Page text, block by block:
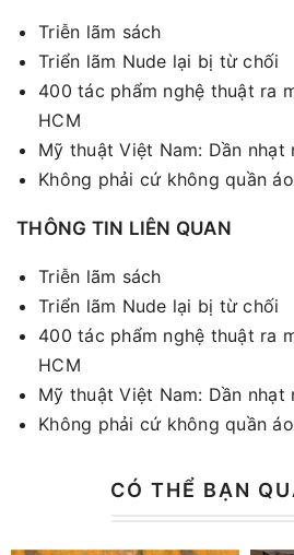
Triễn lãm sách
Triển lãm Nude lại bị từ chối
400 tác phẩm nghệ thuật ra
HCM
Mỹ thuật Việt Nam: Dần nhạt
Không phải cứ không quần
THÔNG TIN LIÊN QUAN
Triễn lãm sách
Triển lãm Nude lại bị từ chối
400 tác phẩm nghệ thuật ra
HCM
Mỹ thuật Việt Nam: Dần nhạt
Không phải cứ không quần
CÓ THỂ BẠN